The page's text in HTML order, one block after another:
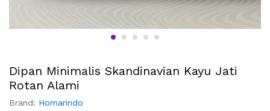
Dipan Minimalis Skandinavian Kayu Jati
Rotan Alami
Brand: Homarindo